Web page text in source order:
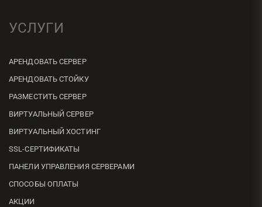
УСЛУГИ
АРЕНДОВАТЬ СЕРВЕР
АРЕНДОВАТЬ СТОЙКУ
РАЗМЕСТИТЬ СЕРВЕР
ВИРТУАЛЬНЫЙ СЕРВЕР
ВИРТУАЛЬНЫЙ ХОСТИНГ
SSL-СЕРТИФИКАТЫ
ПАНЕЛИ УПРАВЛЕНИЯ СЕРВЕРАМИ
СПОСОБЫ ОПЛАТЫ
АКЦИИ